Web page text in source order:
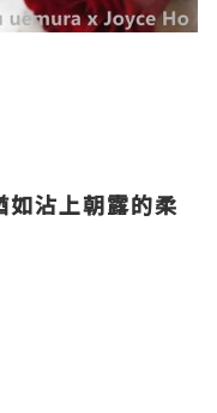
如沾上朝露的柔